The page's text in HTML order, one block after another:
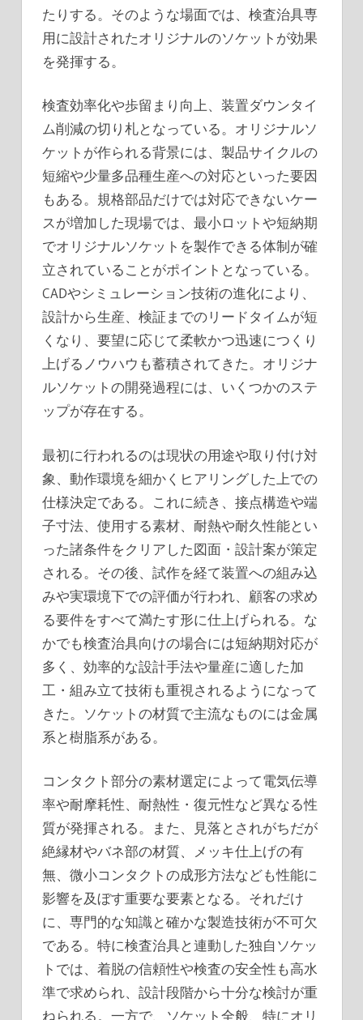
たりする。そのような場面では、検査治具専
用に設計されたオリジナルのソケットが効果
を発揮する。
検査効率化や歩留まり向上、装置ダウンタイ
ム削減の切り札となっている。オリジナルソ
ケットが作られる背景には、製品サイクルの
短縮や少量多品種生産への対応といった要因
もある。規格部品だけでは対応できないケー
スが増加した現場では、最小ロットや短納期
でオリジナルソケットを製作できる体制が確
立されていることがポイントとなっている。
CADやシミュレーション技術の進化により、
設計から生産、検証までのリードタイムが短
くなり、要望に応じて柔軟かつ迅速につくり
上げるノウハウも蓄積されてきた。オリジナ
ルソケットの開発過程には、いくつかのステ
ップが存在する。
最初に行われるのは現状の用途や取り付け対
象、動作環境を細かくヒアリングした上での
仕様決定である。これに続き、接点構造や端
子寸法、使用する素材、耐熱や耐久性能とい
った諸条件をクリアした図面・設計案が策定
される。その後、試作を経て装置への組み込
みや実環境下での評価が行われ、顧客の求め
る要件をすべて満たす形に仕上げられる。な
かでも検査治具向けの場合には短納期対応が
多く、効率的な設計手法や量産に適した加
工・組み立て技術も重視されるようになって
きた。ソケットの材質で主流なものには金属
系と樹脂系がある。
コンタクト部分の素材選定によって電気伝導
率や耐摩耗性、耐熱性・復元性など異なる性
質が発揮される。また、見落とされがちだが
絶縁材やバネ部の材質、メッキ仕上げの有
無、微小コンタクトの成形方法なども性能に
影響を及ぼす重要な要素となる。それだけ
に、専門的な知識と確かな製造技術が不可欠
である。特に検査治具と連動した独自ソケッ
トでは、着脱の信頼性や検査の安全性も高水
準で求められ、設計段階から十分な検討が重
ねられる。一方で、ソケット全般、特にオリ